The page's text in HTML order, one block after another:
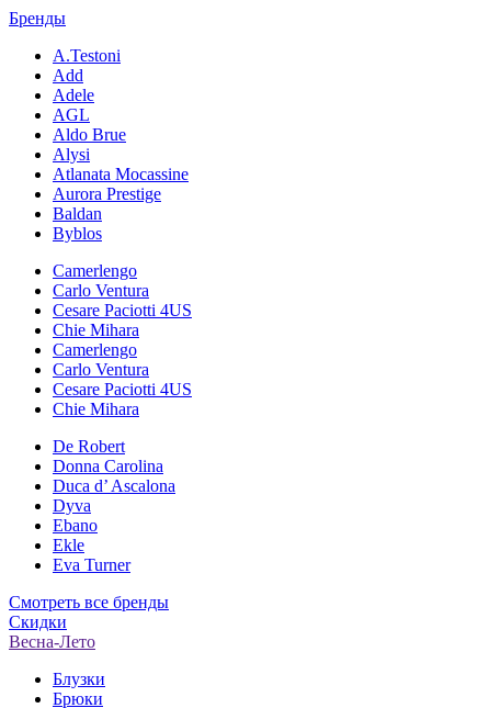
Бренды
A.Testoni
Add
Adele
AGL
Aldo Brue
Alysi
Atlanata Mocassine
Aurora Prestige
Baldan
Byblos
Camerlengo
Carlo Ventura
Cesare Paciotti 4US
Chie Mihara
Camerlengo
Carlo Ventura
Cesare Paciotti 4US
Chie Mihara
De Robert
Donna Carolina
Duca d’ Ascalona
Dyva
Ebano
Ekle
Eva Turner
Смотреть все бренды
Скидки
Весна-Лето
Блузки
Брюки